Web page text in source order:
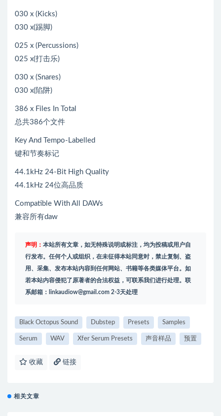
030 x (Kicks)
030 x(踢脚)
025 x (Percussions)
025 x(打击乐)
030 x (Snares)
030 x(陷阱)
386 x Files In Total
总共386个文件
Key And Tempo-Labelled
键和节奏标记
44.1kHz 24-Bit High Quality
44.1kHz 24位高品质
Compatible With All DAWs
兼容所有daw
声明： 本站所有文章，如无特殊说明或标注，均为投稿或用户自
行发布。任何个人或组织，在未征得本站同意时，禁止复制、盗
用、采集、发布本站内容到任何网站、书籍等各类媒体平台。如
若本站内容侵犯了原著者的合法权益，可联系我们进行处理。联
系邮箱： linkaudiow@gmail.com 2-3天处理
Black Octopus Sound Dubstep Presets Samples
Serum WAV Xfer Serum Presets 声音样品 预置
收藏 链接
相关文章